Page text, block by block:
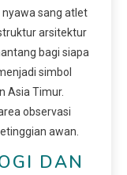
sang atlet
arsitektur
bagi siapa
simbol
Asia Timur.
observasi
awan.
DAN